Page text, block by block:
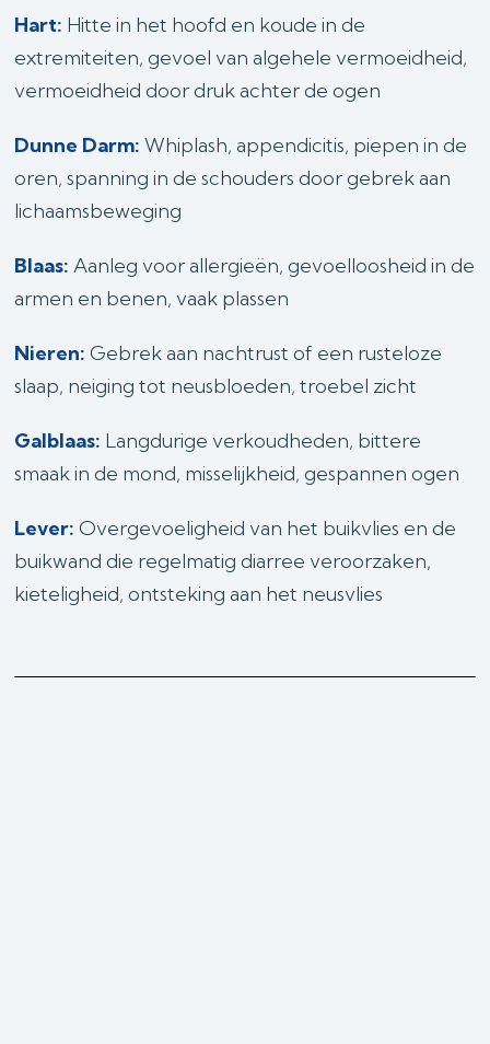
Hart: Hitte in het hoofd en koude in de
extremiteiten, gevoel van algehele vermoeidheid,
vermoeidheid door druk achter de ogen
Dunne Darm:Whiplash, appendicitis, piepen in de
oren, spanning in de schouders door gebrek aan
lichaamsbeweging
Blaas:Aanleg voor allergieën, gevoelloosheid in de
armen en benen, vaak plassen
Nieren:Gebrek aan nachtrust of een rusteloze
slaap, neiging tot neusbloeden, troebel zicht
Galblaas: Langdurige verkoudheden, bittere
smaak in de mond, misselijkheid, gespannen ogen
Lever:Overgevoeligheid van het buikvlies en de
buikwand die regelmatig diarree veroorzaken,
kieteligheid, ontsteking aan het neusvlies